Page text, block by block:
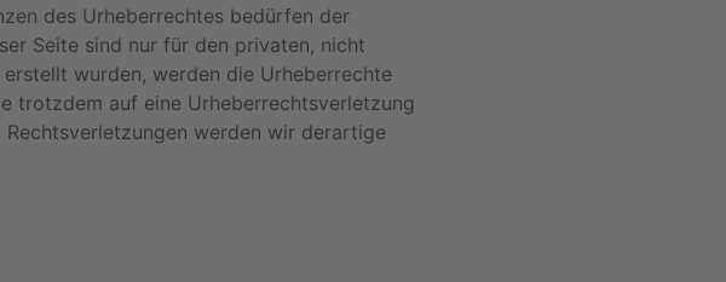
des Urheberrechtes bedürfen der
Seite sind nur für den privaten, nicht
wurden, werden die Urheberrechte
trotzdem auf eine Urheberrechtsverletzung
werden wir derartige